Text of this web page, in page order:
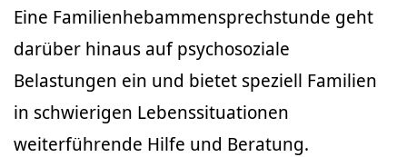
Eine Familienhebammensprechstunde geht
darüber hinaus auf psychosoziale
Belastungen ein und bietet speziell Familien
in schwierigen Lebenssituationen
weiterführende Hilfe und Beratung.